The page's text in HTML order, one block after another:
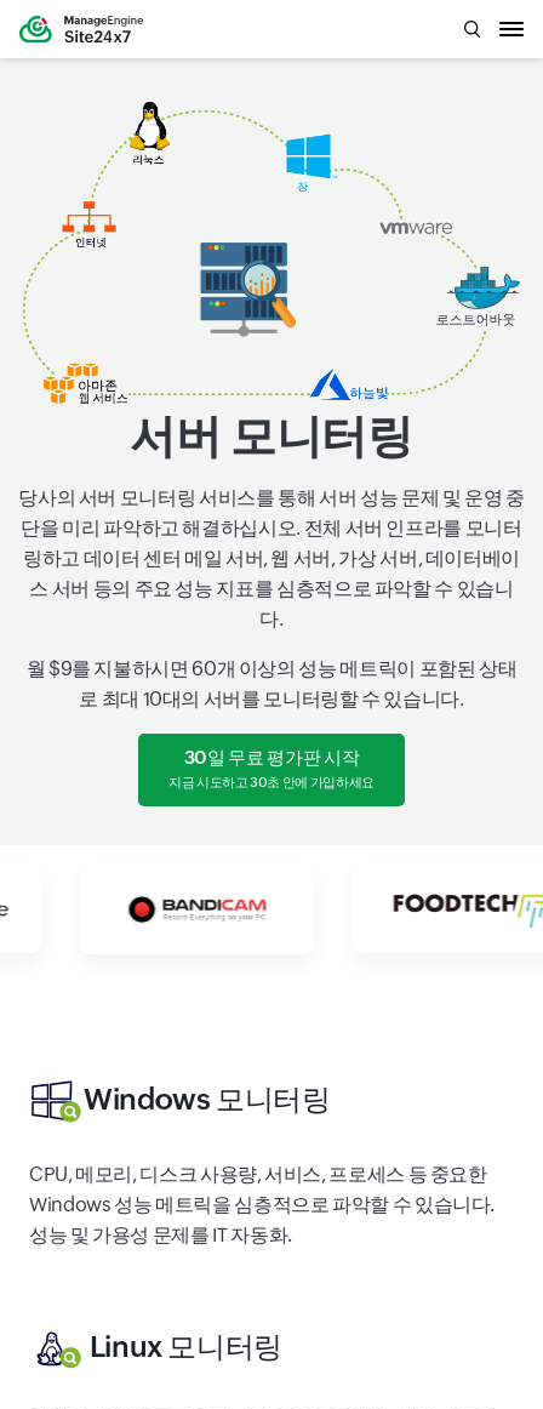
서버 모니터링
당사의 서버 모니터링 서비스를 통해 서버 성능 문제 및 운영 중
단을 미리 파악하고 해결하십시오. 전체 서버 인프라를 모니터
링하고 데이터 센터 메일 서버, 웹 서버, 가상 서버, 데이터베이
스 서버 등의 주요 성능 지표를 심층적으로 파악할 수 있습니
다.
월 $9를 지불하시면 60개 이상의 성능 메트릭이 포함된 상태
로 최대 10대의 서버를 모니터링할 수 있습니다.
30일 무료 평가판 시작
지금 시도하고 30초 안에 가입하세요
Windows 모니터링
CPU, 메모리, 디스크 사용량, 서비스, 프로세스 등 중요한
Windows 성능 메트릭을 심층적으로 파악할 수 있습니다.
성능 및 가용성 문제를 IT 자동화.
Linux 모니터링